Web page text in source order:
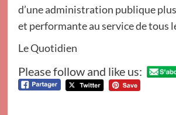
d’une administration publique
et performante au service de tous
Le Quotidien
Please follow and like us: